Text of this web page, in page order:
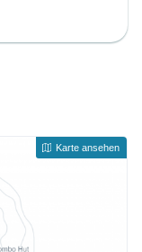
Karte ansehen